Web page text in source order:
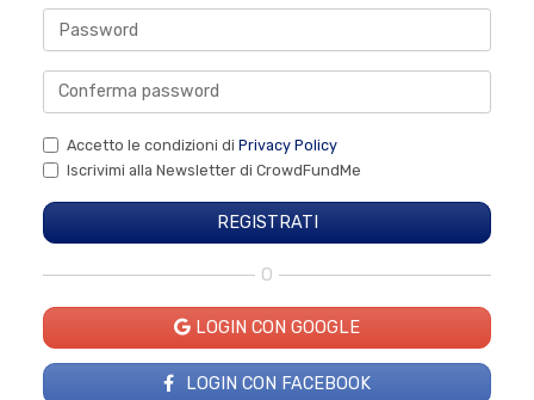
Accetto le condizioni di Privacy Policy
Iscrivimi alla Newsletter di CrowdFundMe
O
LOGIN CON GOOGLE
LOGIN CON FACEBOOK